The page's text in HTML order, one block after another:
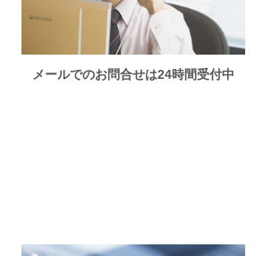
メールでのお問合せは24時間受付中